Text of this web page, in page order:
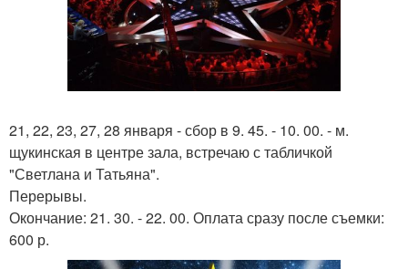
21, 22, 23, 27, 28 января - сбор в 9. 45. - 10. 00. - м.
щукинская в центре зала, встречаю с табличкой
"Светлана и Татьяна".
Перерывы.
Окончание: 21. 30. - 22. 00. Оплата сразу после съемки:
600 р.